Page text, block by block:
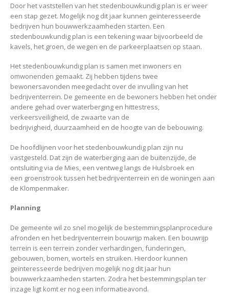
Door het vaststellen van het stedenbouwkundig plan is er weer
een stap gezet. Mogelijk nog dit jaar kunnen geïnteresseerde
bedrijven hun bouwwerkzaamheden starten. Een
stedenbouwkundig plan is een tekening waar bijvoorbeeld de
kavels, het groen, de wegen en de parkeerplaatsen op staan.
Het stedenbouwkundig plan is samen met inwoners en
omwonenden gemaakt. Zij hebben tijdens twee
bewonersavonden meegedacht over de invulling van het
bedrijventerrein. De gemeente en de bewoners hebben het onder
andere gehad over waterberging en hittestress,
verkeersveiligheid, de zwaarte van de
bedrijvigheid, duurzaamheid en de hoogte van de bebouwing.
De hoofdlijnen voor het stedenbouwkundig plan zijn nu
vastgesteld. Dat zijn de waterberging aan de buitenzijde, de
ontsluiting via de Mies, een ventweg langs de Hulsbroek en
een groenstrook tussen het bedrijventerrein en de woningen aan
de Klompenmaker.
Planning
De gemeente wil zo snel mogelijk de bestemmingsplanprocedure
afronden en het bedrijventerrein bouwrijp maken. Een bouwrijp
terrein is een terrein zonder verhardingen, funderingen,
gebouwen, bomen, wortels en struiken. Hierdoor kunnen
geïnteresseerde bedrijven mogelijk nog dit jaar hun
bouwwerkzaamheden starten. Zodra het bestemmingsplan ter
inzage ligt komt er nog een informatieavond.